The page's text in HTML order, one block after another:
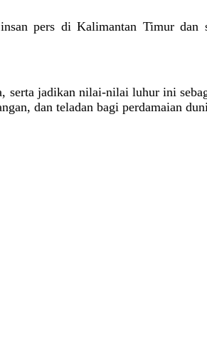
pers di Kalimantan Timur
serta jadikan nilai-nilai luhur ini
dan teladan bagi perdamaian